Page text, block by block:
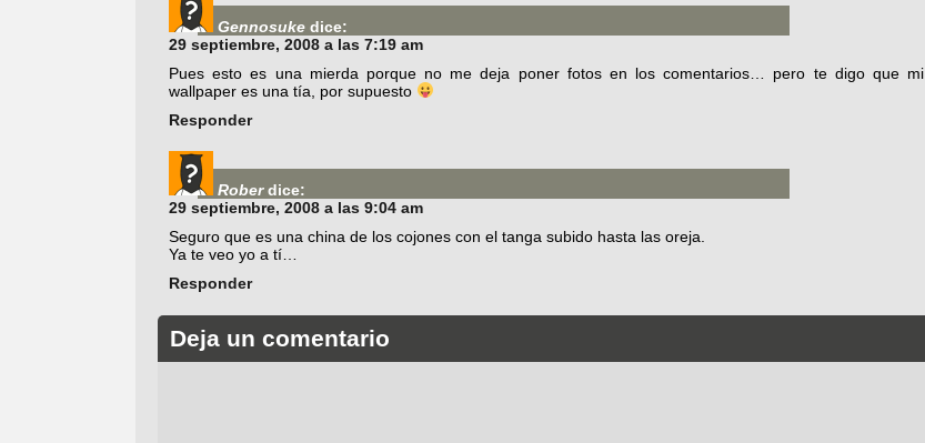
Gennosuke dice:
29 septiembre, 2008 a las 7:19 am
Pues esto es una mierda porque no me deja poner fotos en los comentarios… pero te digo que mi
wallpaper es una tía, por supuesto
Responder
Rober dice:
29 septiembre, 2008 a las 9:04 am
Seguro que es una china de los cojones con el tanga subido hasta las oreja.
Ya te veo yo a tí…
Responder
Deja un comentario